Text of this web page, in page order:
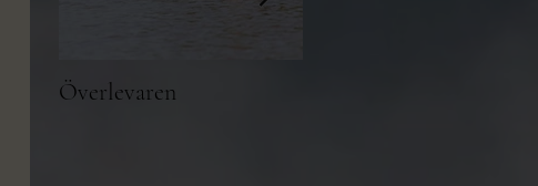
Överlevaren